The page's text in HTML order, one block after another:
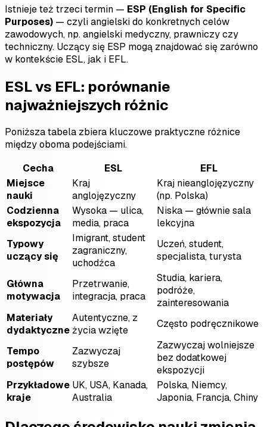
Istnieje też trzeci termin — ESP (English for Specific
Purposes) — czyli angielski do konkretnych celów
zawodowych, np. angielski medyczny, prawniczy czy
techniczny. Uczący się ESP mogą znajdować się zarówno
w kontekście ESL, jak i EFL.
ESL vs EFL: porównanie
najważniejszych różnic
Poniższa tabela zbiera kluczowe praktyczne różnice
między oboma podejściami.
Cecha
ESL
EFL
Miejsce
nauki
Kraj
anglojęzyczny
Kraj nieanglojęzyczny
(np. Polska)
Codzienna
ekspozycja
Wysoka — ulica,
media, praca
Niska — głównie sala
lekcyjna
Typowy
uczący się
Imigrant, student
zagraniczny,
uchodźca
Uczeń, student,
specjalista, turysta
Główna
motywacja
Przetrwanie,
integracja, praca
Studia, kariera,
podróże,
zainteresowania
Materiały
dydaktyczne
Autentyczne, z
życia wzięte
Często podręcznikowe
Tempo
postępów
Zazwyczaj
szybsze
Zazwyczaj wolniejsze
bez dodatkowej
ekspozycji
Przykładowe
kraje
UK, USA, Kanada,
Australia
Polska, Niemcy,
Japonia, Francja, Chiny